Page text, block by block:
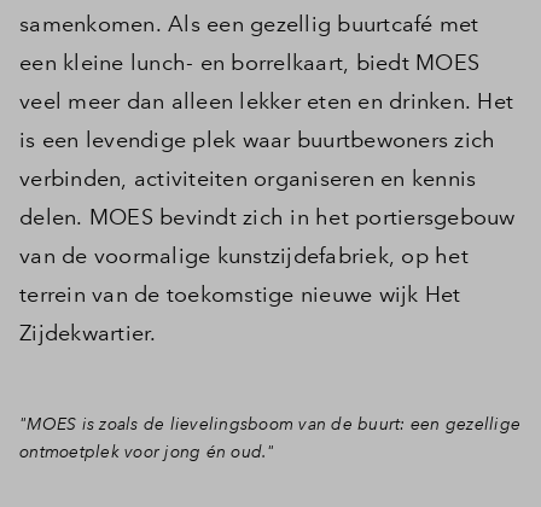
samenkomen. Als een gezellig buurtcafé met
een kleine lunch- en borrelkaart, biedt MOES
veel meer dan alleen lekker eten en drinken. Het
is een levendige plek waar buurtbewoners zich
verbinden, activiteiten organiseren en kennis
delen. MOES bevindt zich in het portiersgebouw
van de voormalige kunstzijdefabriek, op het
terrein van de toekomstige nieuwe wijk Het
Zijdekwartier.
"MOES is zoals de lievelingsboom van de buurt: een gezellige
ontmoetplek voor jong én oud."